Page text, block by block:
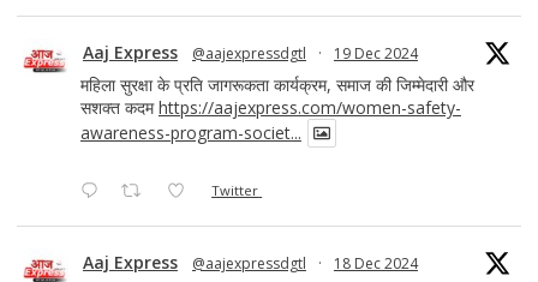
Aaj Express @aajexpressdgtl · 19 Dec 2024
महिला सुरक्षा के प्रति जागरूकता कार्यक्रम, समाज की जिम्मेदारी और
सशक्त कदमhttps://aajexpress.com/women-safety-
awareness-program-societ...
Twitter
Aaj Express @aajexpressdgtl · 18 Dec 2024